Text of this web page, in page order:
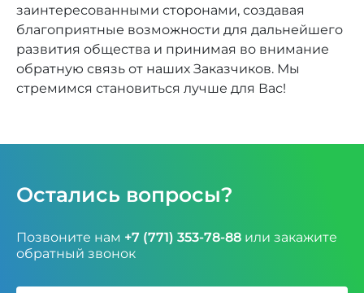
заинтересованными сторонами, создавая
благоприятные возможности для дальнейшего
развития общества и принимая во внимание
обратную связь от наших Заказчиков. Мы
стремимся становиться лучше для Вас!
Остались вопросы?
Позвоните нам +7 (771) 353-78-88 или закажите
обратный звонок